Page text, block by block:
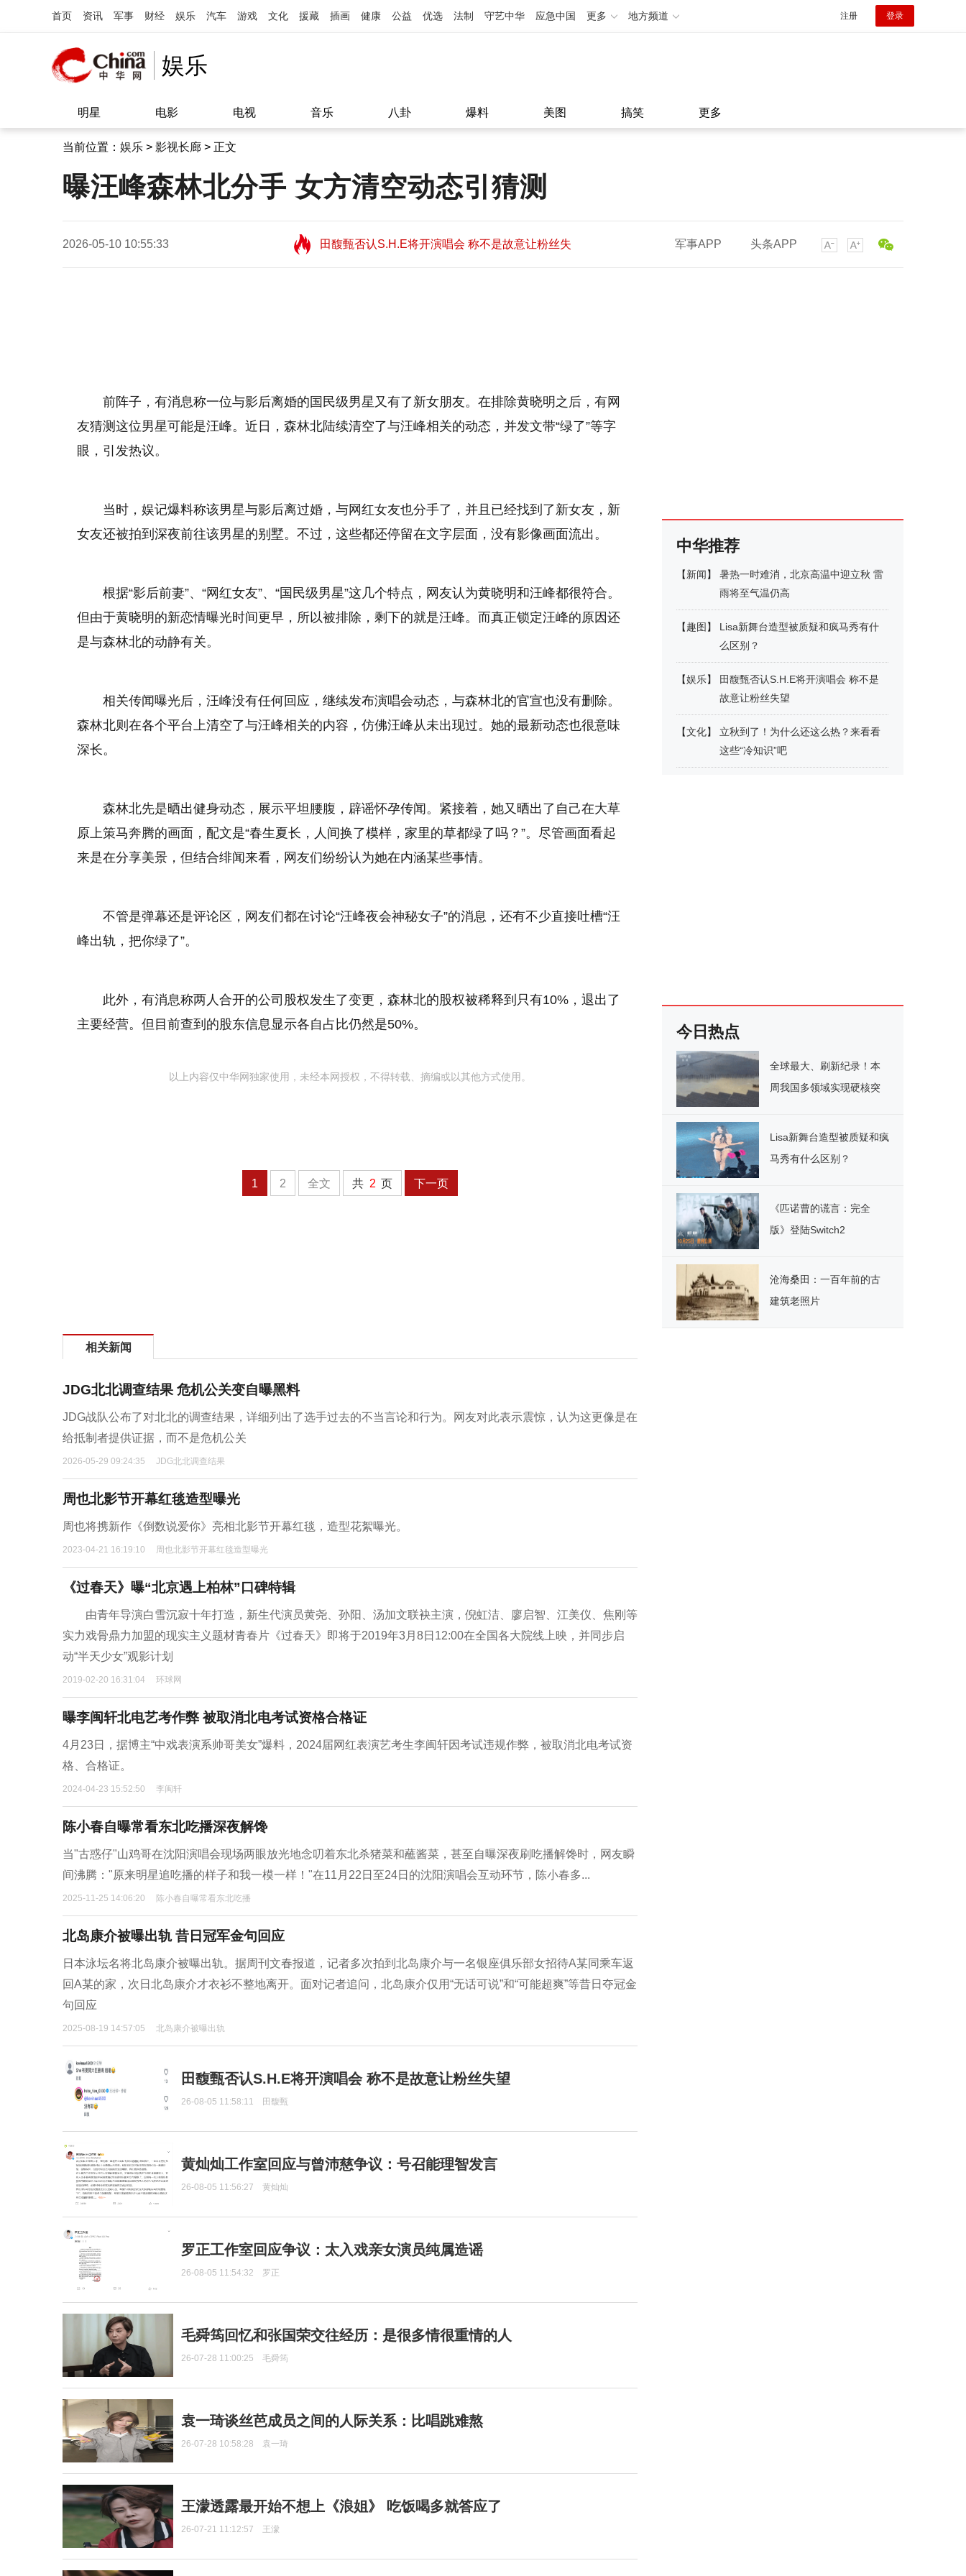
首页 资讯 军事 财经 娱乐 汽车 游戏 文化 援藏 插画 健康 公益 优选 法制 守艺中华 应急中国 更多 地方频道 注册 登录
娱乐
明星 电影 电视 音乐 八卦 爆料 美图 搞笑 更多
当前位置： 娱乐 > 影视长廊 > 正文
曝汪峰森林北分手 女方清空动态引猜测
2026-05-10 10:55:33
田馥甄否认S.H.E将开演唱会 称不是故意让粉丝失
望11:08
田馥甄否认S.H.E将开演唱会 称不是故意让粉丝失
望11:08
军事APP 头条APP
前阵子，有消息称一位与影后离婚的国民级男星又有了新女朋友。在排除黄晓明之后，有网
友猜测这位男星可能是汪峰。近日，森林北陆续清空了与汪峰相关的动态，并发文带“绿了”等字
眼，引发热议。
当时，娱记爆料称该男星与影后离过婚，与网红女友也分手了，并且已经找到了新女友，新
女友还被拍到深夜前往该男星的别墅。不过，这些都还停留在文字层面，没有影像画面流出。
根据“影后前妻”、“网红女友”、“国民级男星”这几个特点，网友认为黄晓明和汪峰都很符合。
但由于黄晓明的新恋情曝光时间更早，所以被排除，剩下的就是汪峰。而真正锁定汪峰的原因还
是与森林北的动静有关。
相关传闻曝光后，汪峰没有任何回应，继续发布演唱会动态，与森林北的官宣也没有删除。
森林北则在各个平台上清空了与汪峰相关的内容，仿佛汪峰从未出现过。她的最新动态也很意味
深长。
森林北先是晒出健身动态，展示平坦腰腹，辟谣怀孕传闻。紧接着，她又晒出了自己在大草
原上策马奔腾的画面，配文是“春生夏长，人间换了模样，家里的草都绿了吗？”。尽管画面看起
来是在分享美景，但结合绯闻来看，网友们纷纷认为她在内涵某些事情。
不管是弹幕还是评论区，网友们都在讨论“汪峰夜会神秘女子”的消息，还有不少直接吐槽“汪
峰出轨，把你绿了”。
此外，有消息称两人合开的公司股权发生了变更，森林北的股权被稀释到只有10%，退出了
主要经营。但目前查到的股东信息显示各自占比仍然是50%。
以上内容仅中华网独家使用，未经本网授权，不得转载、摘编或以其他方式使用。
1 2 全文 共 2 页 下一页
相关新闻
JDG北北调查结果 危机公关变自曝黑料
JDG战队公布了对北北的调查结果，详细列出了选手过去的不当言论和行为。网友对此表示震惊，认为这更像是在
给抵制者提供证据，而不是危机公关
2026-05-29 09:24:35 JDG北北调查结果
周也北影节开幕红毯造型曝光
周也将携新作《倒数说爱你》亮相北影节开幕红毯，造型花絮曝光。
2023-04-21 16:19:10 周也北影节开幕红毯造型曝光
《过春天》曝“北京遇上柏林”口碑特辑
由青年导演白雪沉寂十年打造，新生代演员黄尧、孙阳、汤加文联袂主演，倪虹洁、廖启智、江美仪、焦刚等
实力戏骨鼎力加盟的现实主义题材青春片《过春天》即将于2019年3月8日12:00在全国各大院线上映，并同步启
动“半天少女”观影计划
2019-02-20 16:31:04 环球网
曝李闽轩北电艺考作弊 被取消北电考试资格合格证
4月23日，据博主“中戏表演系帅哥美女”爆料，2024届网红表演艺考生李闽轩因考试违规作弊，被取消北电考试资
格、合格证。
2024-04-23 15:52:50 李闽轩
陈小春自曝常看东北吃播深夜解馋
当"古惑仔"山鸡哥在沈阳演唱会现场两眼放光地念叨着东北杀猪菜和蘸酱菜，甚至自曝深夜刷吃播解馋时，网友瞬
间沸腾："原来明星追吃播的样子和我一模一样！"在11月22日至24日的沈阳演唱会互动环节，陈小春多...
2025-11-25 14:06:20 陈小春自曝常看东北吃播
北岛康介被曝出轨 昔日冠军金句回应
日本泳坛名将北岛康介被曝出轨。据周刊文春报道，记者多次拍到北岛康介与一名银座俱乐部女招待A某同乘车返
回A某的家，次日北岛康介才衣衫不整地离开。面对记者追问，北岛康介仅用“无话可说”和“可能超爽”等昔日夺冠金
句回应
2025-08-19 14:57:05 北岛康介被曝出轨
田馥甄否认S.H.E将开演唱会 称不是故意让粉丝失望
26-08-05 11:58:11 田馥甄
黄灿灿工作室回应与曾沛慈争议：号召能理智发言
26-08-05 11:56:27 黄灿灿
罗正工作室回应争议：太入戏亲女演员纯属造谣
26-08-05 11:54:32 罗正
毛舜筠回忆和张国荣交往经历：是很多情很重情的人
26-07-28 11:00:25 毛舜筠
袁一琦谈丝芭成员之间的人际关系：比唱跳难熬
26-07-28 10:58:28 袁一琦
王濛透露最开始不想上《浪姐》 吃饭喝多就答应了
26-07-21 11:12:57 王濛
中华推荐
【新闻】
暑热一时难消，北京高温中迎立秋 雷
雨将至气温仍高
【趣图 】
Lisa新舞台造型被质疑和疯马秀有什
么区别？
【娱乐】
田馥甄否认S.H.E将开演唱会 称不是
故意让粉丝失望
【文化】
立秋到了！为什么还这么热？来看看
这些“冷知识”吧
今日热点
全球最大、刷新纪录！本
周我国多领域实现硬核突
Lisa新舞台造型被质疑和疯
马秀有什么区别？
《匹诺曹的谎言：完全
版》登陆Switch2
沧海桑田：一百年前的古
建筑老照片